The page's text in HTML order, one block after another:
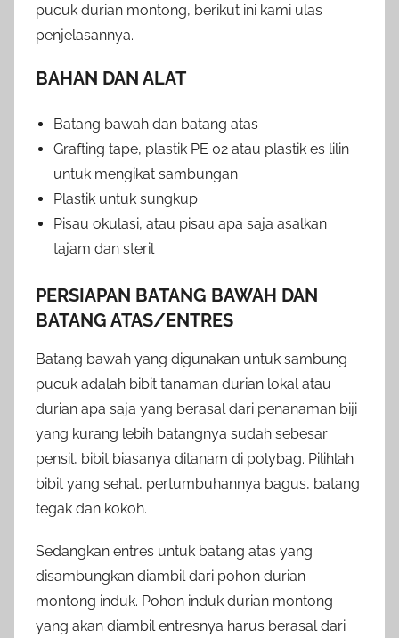
pucuk durian montong, berikut ini kami ulas
penjelasannya.
BAHAN DAN ALAT
Batang bawah dan batang atas
Grafting tape, plastik PE 02 atau plastik es lilin
untuk mengikat sambungan
Plastik untuk sungkup
Pisau okulasi, atau pisau apa saja asalkan
tajam dan steril
PERSIAPAN BATANG BAWAH DAN
BATANG ATAS/ENTRES
Batang bawah yang digunakan untuk sambung
pucuk adalah bibit tanaman durian lokal atau
durian apa saja yang berasal dari penanaman biji
yang kurang lebih batangnya sudah sebesar
pensil, bibit biasanya ditanam di polybag. Pilihlah
bibit yang sehat, pertumbuhannya bagus, batang
tegak dan kokoh.
Sedangkan entres untuk batang atas yang
disambungkan diambil dari pohon durian
montong induk. Pohon induk durian montong
yang akan diambil entresnya harus berasal dari